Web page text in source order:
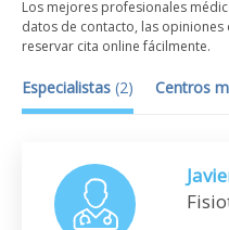
Los mejores profesionales
datos de contacto, las
reservar cita online fácilmente.
Especialistas (2) Centros